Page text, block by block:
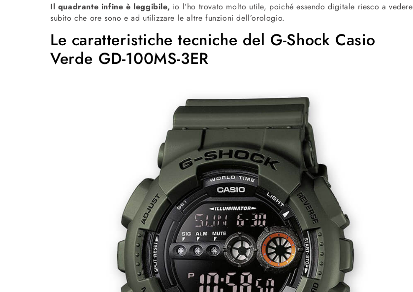
Il quadrante infine è leggibile, io l’ho trovato molto utile, poiché essendo digitale riesco a vedere
subito che ore sono e ad utilizzare le altre funzioni dell’orologio.
Le caratteristiche tecniche del G-Shock Casio
Verde GD-100MS-3ER